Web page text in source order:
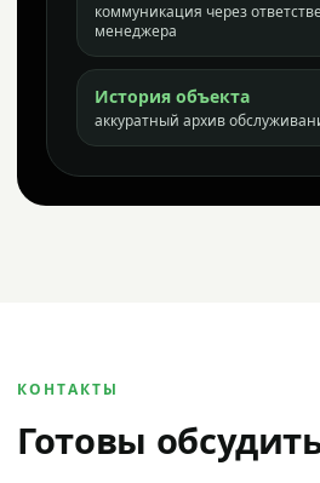
коммуникация через
менеджера
История объекта
аккуратный архив
КОНТАКТЫ
Готовы